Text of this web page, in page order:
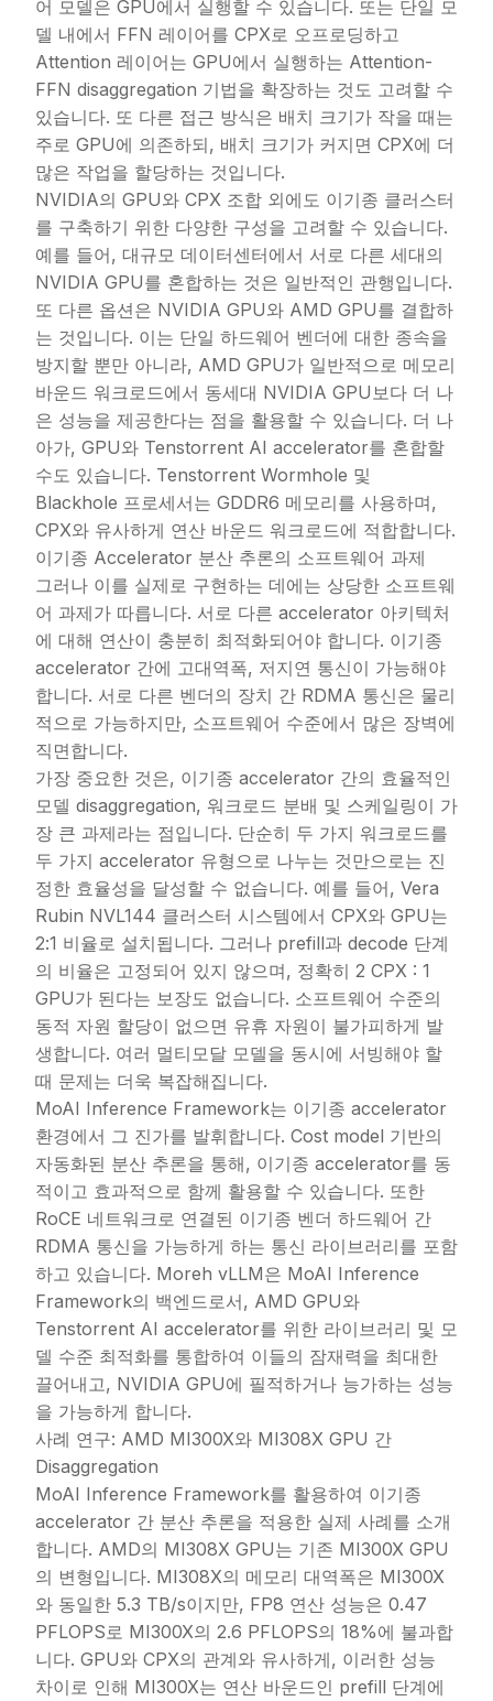
어 모델은 GPU에서 실행할 수 있습니다. 또는 단일 모
델 내에서 FFN 레이어를 CPX로 오프로딩하고
Attention 레이어는 GPU에서 실행하는 Attention-
FFN disaggregation 기법을 확장하는 것도 고려할 수
있습니다. 또 다른 접근 방식은 배치 크기가 작을 때는
주로 GPU에 의존하되, 배치 크기가 커지면 CPX에 더
많은 작업을 할당하는 것입니다.
NVIDIA의 GPU와 CPX 조합 외에도 이기종 클러스터
를 구축하기 위한 다양한 구성을 고려할 수 있습니다.
예를 들어, 대규모 데이터센터에서 서로 다른 세대의
NVIDIA GPU를 혼합하는 것은 일반적인 관행입니다.
또 다른 옵션은 NVIDIA GPU와 AMD GPU를 결합하
는 것입니다. 이는 단일 하드웨어 벤더에 대한 종속을
방지할 뿐만 아니라, AMD GPU가 일반적으로 메모리
바운드 워크로드에서 동세대 NVIDIA GPU보다 더 나
은 성능을 제공한다는 점을 활용할 수 있습니다. 더 나
아가, GPU와 Tenstorrent AI accelerator를 혼합할
수도 있습니다. Tenstorrent Wormhole 및
Blackhole 프로세서는 GDDR6 메모리를 사용하며,
CPX와 유사하게 연산 바운드 워크로드에 적합합니다.
이기종 Accelerator 분산 추론의 소프트웨어 과제
그러나 이를 실제로 구현하는 데에는 상당한 소프트웨
어 과제가 따릅니다. 서로 다른 accelerator 아키텍처
에 대해 연산이 충분히 최적화되어야 합니다. 이기종
accelerator 간에 고대역폭, 저지연 통신이 가능해야
합니다. 서로 다른 벤더의 장치 간 RDMA 통신은 물리
적으로 가능하지만, 소프트웨어 수준에서 많은 장벽에
직면합니다.
가장 중요한 것은, 이기종 accelerator 간의 효율적인
모델 disaggregation, 워크로드 분배 및 스케일링이 가
장 큰 과제라는 점입니다. 단순히 두 가지 워크로드를
두 가지 accelerator 유형으로 나누는 것만으로는 진
정한 효율성을 달성할 수 없습니다. 예를 들어, Vera
Rubin NVL144 클러스터 시스템에서 CPX와 GPU는
2:1 비율로 설치됩니다. 그러나 prefill과 decode 단계
의 비율은 고정되어 있지 않으며, 정확히 2 CPX : 1
GPU가 된다는 보장도 없습니다. 소프트웨어 수준의
동적 자원 할당이 없으면 유휴 자원이 불가피하게 발
생합니다. 여러 멀티모달 모델을 동시에 서빙해야 할
때 문제는 더욱 복잡해집니다.
MoAI Inference Framework는 이기종 accelerator
환경에서 그 진가를 발휘합니다. Cost model 기반의
자동화된 분산 추론을 통해, 이기종 accelerator를 동
적이고 효과적으로 함께 활용할 수 있습니다. 또한
RoCE 네트워크로 연결된 이기종 벤더 하드웨어 간
RDMA 통신을 가능하게 하는 통신 라이브러리를 포함
하고 있습니다. Moreh vLLM은 MoAI Inference
Framework의 백엔드로서, AMD GPU와
Tenstorrent AI accelerator를 위한 라이브러리 및 모
델 수준 최적화를 통합하여 이들의 잠재력을 최대한
끌어내고, NVIDIA GPU에 필적하거나 능가하는 성능
을 가능하게 합니다.
사례 연구: AMD MI300X와 MI308X GPU 간
Disaggregation
MoAI Inference Framework를 활용하여 이기종
accelerator 간 분산 추론을 적용한 실제 사례를 소개
합니다. AMD의 MI308X GPU는 기존 MI300X GPU
의 변형입니다. MI308X의 메모리 대역폭은 MI300X
와 동일한 5.3 TB/s이지만, FP8 연산 성능은 0.47
PFLOPS로 MI300X의 2.6 PFLOPS의 18%에 불과합
니다. GPU와 CPX의 관계와 유사하게, 이러한 성능
차이로 인해 MI300X는 연산 바운드인 prefill 단계에